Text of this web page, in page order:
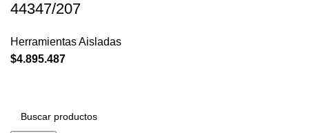
44347/207
Herramientas Aisladas
$4.895.487